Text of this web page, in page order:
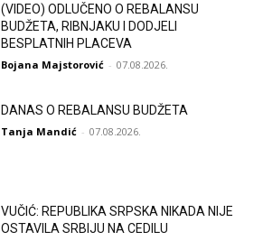
(VIDEO) ODLUČENO O REBALANSU
BUDŽETA, RIBNJAKU I DODJELI
BESPLATNIH PLACEVA
Bojana Majstorović - 07.08.2026.
DANAS O REBALANSU BUDŽETA
Tanja Mandić - 07.08.2026.
VUČIĆ: REPUBLIKA SRPSKA NIKADA NIJE
OSTAVILA SRBIJU NA CEDILU